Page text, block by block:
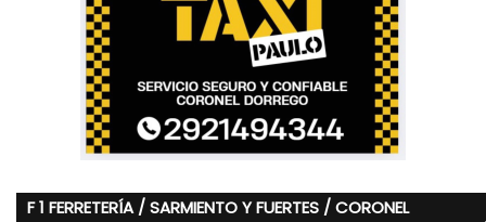
F 1 FERRETERÍA / SARMIENTO Y FUERTES / CORONEL